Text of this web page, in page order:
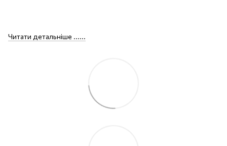
Читати детальніше ......